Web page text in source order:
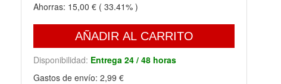
Ahorras: 15,00 € ( 33.41% )
AÑADIR AL CARRITO
Disponibilidad: Entrega 24 / 48 horas
Gastos de envío: 2,99 €